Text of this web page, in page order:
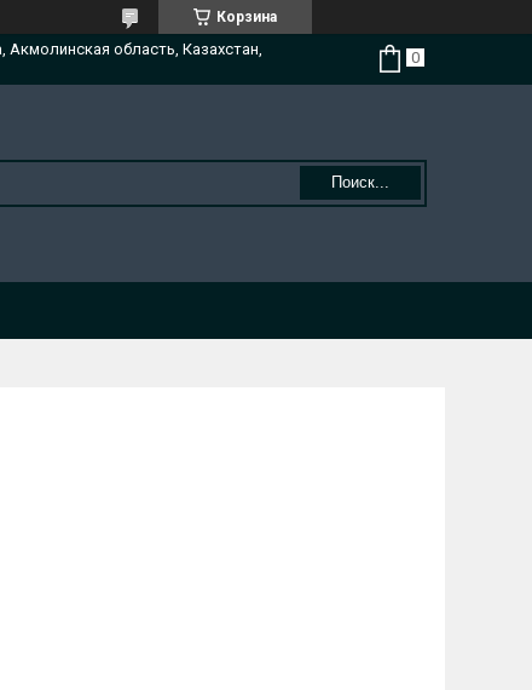
Корзина
Акмолинская область, Казахстан,
Поиск...